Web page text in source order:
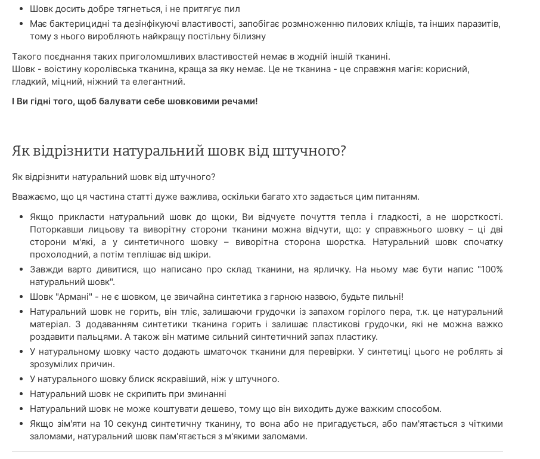
Шовк досить добре тягнеться, і не притягує пил
Має бактерицидні та дезінфікуючі властивості, запобігає розмноженню пилових кліщів, та інших паразитів,
тому з нього виробляють найкращу постільну білизну
Такого поєднання таких приголомшливих властивостей немає в жодній іншій тканині.
Шовк - воістину королівська тканина, краща за яку немає. Це не тканина - це справжня магія: корисний,
гладкий, міцний, ніжний та елегантний.
І Ви гідні того, щоб балувати себе шовковими речами!
Як відрізнити натуральний шовк від штучного?
Як відрізнити натуральний шовк від штучного?
Вважаємо, що ця частина статті дуже важлива, оскільки багато хто задається цим питанням.
Якщо прикласти натуральний шовк до щоки, Ви відчуєте почуття тепла і гладкості, а не шорсткості.
Поторкавши лицьову та виворітну сторони тканини можна відчути, що: у справжнього шовку – ці дві
сторони м'які, а у синтетичного шовку – виворітна сторона шорстка. Натуральний шовк спочатку
прохолодний, а потім теплішає від шкіри.
Завжди варто дивитися, що написано про склад тканини, на ярличку. На ньому має бути напис "100%
натуральний шовк".
Шовк "Армані" - не є шовком, це звичайна синтетика з гарною назвою, будьте пильні!
Натуральний шовк не горить, він тліє, залишаючи грудочки із запахом горілого пера, т.к. це натуральний
матеріал. З додаванням синтетики тканина горить і залишає пластикові грудочки, які не можна важко
роздавити пальцями. А також він матиме сильний синтетичний запах пластику.
У натуральному шовку часто додають шматочок тканини для перевірки. У синтетиці цього не роблять зі
зрозумілих причин.
У натурального шовку блиск яскравіший, ніж у штучного.
Натуральний шовк не скрипить при зминанні
Натуральний шовк не може коштувати дешево, тому що він виходить дуже важким способом.
Якщо зім'яти на 10 секунд синтетичну тканину, то вона або не пригадується, або пам'ятається з чіткими
заломами, натуральний шовк пам'ятається з м'якими заломами.